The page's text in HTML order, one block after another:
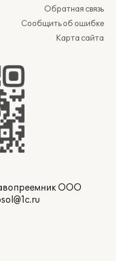
Обратная связь
Сообщить об ошибке
Карта сайта
ООО